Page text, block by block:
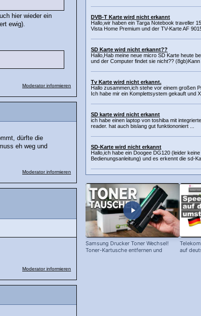
hier wieder ein
ewig).
Moderator informieren
dürfte die
eh weg und
Moderator informieren
Moderator informieren
DVB-T Karte wird nicht erkannt
Hallo,wir haben ein Targa Notebook traveller
Vista Home Premium und der TV-Karte AF
SD Karte wird nicht erkannt??
Hallo,Hab meine neue micro SD Karte heute
und der Computer findet sie nicht?? (8gb)Kann
Tv Karte wird nicht erkannt.
Hallo zusammen,ich stehe vor einem großen
Ich habe mir ein Komplettsystem gekauft und
SD karte wird nicht erkannt
ich habe einen laptop von toshiba mit
reader. hat auch bislang gut funktiononiert ...
SD-Karte wird nicht erkannt
Hallo,ich habe ein Doogee DG120 (leider keine
Bedienungsanleitung) und es erkennt die sd-
Samsung Drucker Toner Wechsel!
Toner-Kartusche entfernen und
auf